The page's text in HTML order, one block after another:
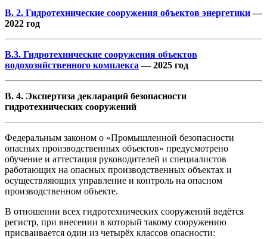
В. 2. Гидротехнические сооружения объектов энергетики—
2022 год
В.3. Гидротехнические сооружения объектов
водохозяйственного комплекса — 2025 год
В. 4. Экспертиза деклараций безопасности
гидротехнических сооружений
Федеральным законом о «Промышленной безопасности
опасных производственных объектов» предусмотрено
обучение и аттестация руководителей и специалистов
работающих на опасных производственных объектах и
осуществляющих управление и контроль на опасном
производственном объекте.
В отношении всех гидротехнических сооружений ведётся
регистр, при внесении в который такому сооружению
присваивается один из четырёх классов опасности: